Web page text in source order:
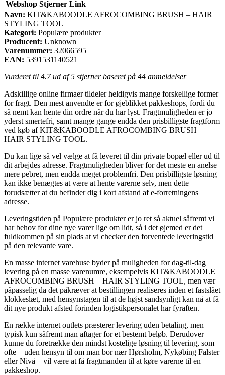
Webshop Stjerner Link
Navn: KIT&KABOODLE AFROCOMBING BRUSH – HAIR
STYLING TOOL
Kategori: Populære produkter
Producent: Unknown
Varenummer: 32066595
EAN: 5391531140521
Vurderet til 4.7ud af 5 stjerner baseret på 44 anmeldelser
Adskillige online firmaer tildeler heldigvis mange forskellige former
for fragt. Den mest anvendte er for øjeblikket pakkeshops, fordi du
så nemt kan hente din ordre når du har lyst. Fragtmuligheden er jo
yderst smertefri, samt mange gange endda den prisbilligste fragtform
ved køb af KIT&KABOODLE AFROCOMBING BRUSH –
HAIR STYLING TOOL.
Du kan lige så vel vælge at få leveret til din private bopæl eller ud til
dit arbejdes adresse. Fragtmuligheden bliver for det meste en anelse
mere pebret, men endda meget problemfri. Den prisbilligste løsning
kan ikke benægtes at være at hente varerne selv, men dette
forudsætter at du befinder dig i kort afstand af e-forretningens
adresse.
Leveringstiden på Populære produkter er jo ret så aktuel såfremt vi
har behov for dine nye varer lige om lidt, så i det øjemed er det
fuldkommen på sin plads at vi checker den forventede leveringstid
på den relevante vare.
En masse internet varehuse byder på muligheden for dag-til-dag
levering på en masse varenumre, eksempelvis KIT&KABOODLE
AFROCOMBING BRUSH – HAIR STYLING TOOL, men vær
påpasselig da det påkræver at bestillingen realiseres inden et fastslået
klokkeslæt, med hensynstagen til at de højst sandsynligt kan nå at få
dit nye produkt afsted forinden logistikpersonalet har fyraften.
En række internet outlets præsterer levering uden betaling, men
typisk kun såfremt man aftager for et bestemt beløb. Derudover
kunne du foretrække den mindst kostelige løsning til levering, som
ofte – uden hensyn til om man bor nær Hørsholm, Nykøbing Falster
eller Nivå – vil være at få fragtmanden til at køre varerne til en
pakkeshop.